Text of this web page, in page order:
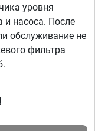
уровня
и насоса. После
обслуживание не
фильтра